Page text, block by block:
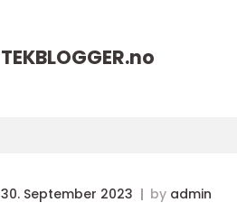
TEKBLOGGER.no
30. September 2023 by admin